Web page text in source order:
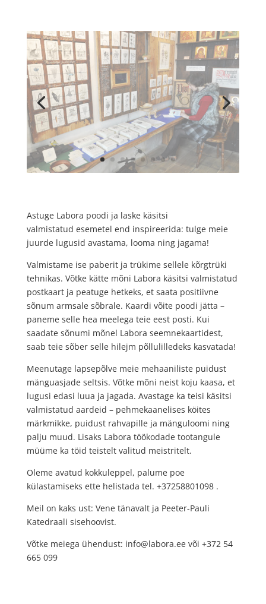
Astuge Labora poodi ja laske käsitsi
valmistatud esemetel end inspireerida: tulge meie
juurde lugusid avastama, looma ning jagama!
Valmistame ise paberit ja trükime sellele kõrgtrüki
tehnikas. Võtke kätte mõni Labora käsitsi valmistatud
postkaart ja peatuge hetkeks, et saata positiivne
sõnum armsale sõbrale. Kaardi võite poodi jätta –
paneme selle hea meelega teie eest posti. Kui
saadate sõnumi mõnel Labora seemnekaartidest,
saab teie sõber selle hilejm põllulilledeks kasvatada!
Meenutage lapsepõlve meie mehaaniliste puidust
mänguasjade seltsis. Võtke mõni neist koju kaasa, et
lugusi edasi luua ja jagada. Avastage ka teisi käsitsi
valmistatud aardeid – pehmekaanelises köites
märkmikke, puidust rahvapille ja mänguloomi ning
palju muud. Lisaks Labora töökodade tootangule
müüme ka töid teistelt valitud meistritelt.
Oleme avatud kokkuleppel, palume poe
külastamiseks ette helistada tel. +37258801098 .
Meil on kaks ust: Vene tänavalt ja Peeter-Pauli
Katedraali sisehoovist.
Võtke meiega ühendust: info@labora.ee või +372 54
665 099